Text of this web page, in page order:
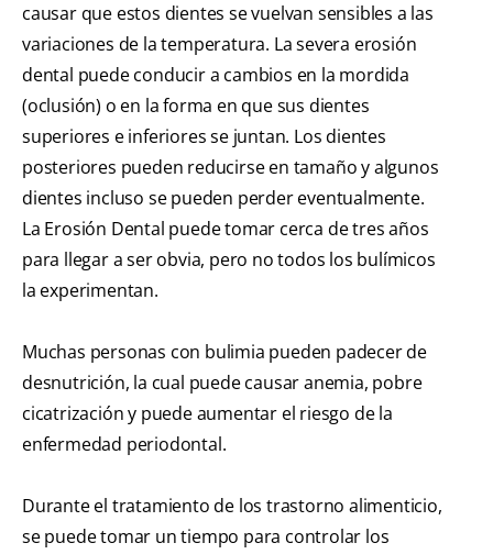
causar que estos dientes se vuelvan sensibles a las
variaciones de la temperatura. La severa erosión
dental puede conducir a cambios en la mordida
(oclusión) o en la forma en que sus dientes
superiores e inferiores se juntan. Los dientes
posteriores pueden reducirse en tamaño y algunos
dientes incluso se pueden perder eventualmente.
La Erosión Dental puede tomar cerca de tres años
para llegar a ser obvia, pero no todos los bulímicos
la experimentan.
Muchas personas con bulimia pueden padecer de
desnutrición, la cual puede causar anemia, pobre
cicatrización y puede aumentar el riesgo de la
enfermedad periodontal.
Durante el tratamiento de los trastorno alimenticio,
se puede tomar un tiempo para controlar los